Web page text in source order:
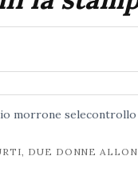
morrone selecontrollo
DUE DONNE